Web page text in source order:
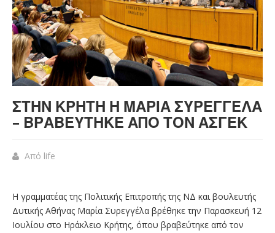
ΣΤΗΝ ΚΡΉΤΗ Η ΜΑΡΊΑ ΣΥΡΕΓΓΈΛΑ
– ΒΡΑΒΕΎΤΗΚΕ ΑΠΌ ΤΟΝ ΑΣΓΕΚ
Από life
Η γραμματέας της Πολιτικής Επιτροπής της ΝΔ και βουλευτής
Δυτικής Αθήνας Μαρία Συρεγγέλα βρέθηκε την Παρασκευή 12
Ιουλίου στο Ηράκλειο Κρήτης, όπου βραβεύτηκε από τον